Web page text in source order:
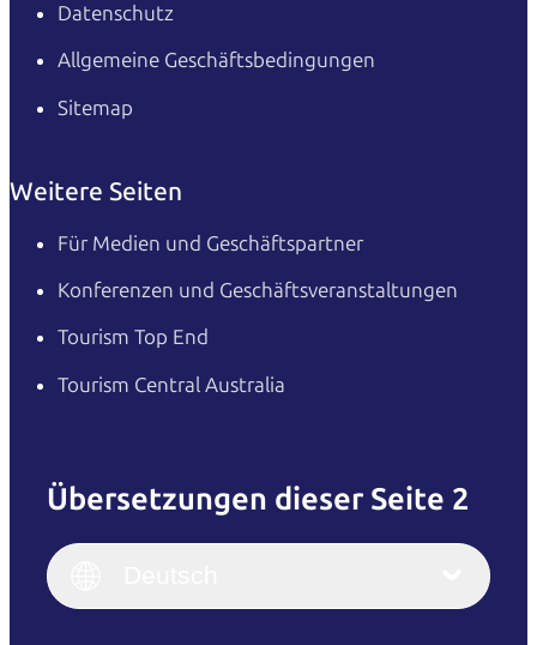
Datenschutz
Allgemeine Geschäftsbedingungen
Sitemap
Weitere Seiten
Für Medien und Geschäftspartner
Konferenzen und Geschäftsveranstaltungen
Tourism Top End
Tourism Central Australia
Übersetzungen dieser Seite 2
Italiano